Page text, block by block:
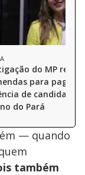
do MP
para pagar
de candidato
do Pará
— quando
também